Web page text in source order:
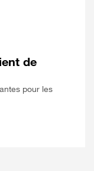
de
pour les